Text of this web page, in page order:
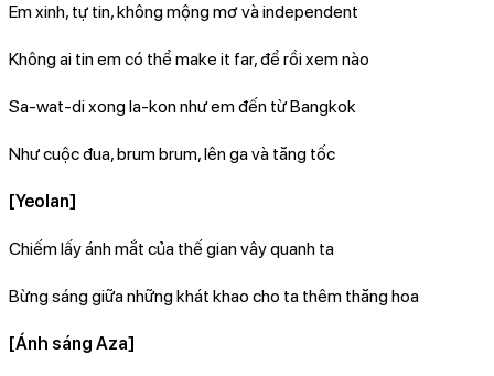
Em xinh, tự tin, không mộng mơ và independent
Không ai tin em có thể make it far, để rồi xem nào
Sa-wat-di xong la-kon như em đến từ Bangkok
Như cuộc đua, brum brum, lên ga và tăng tốc
[Yeolan]
Chiếm lấy ánh mắt của thế gian vây quanh ta
Bừng sáng giữa những khát khao cho ta thêm thăng hoa
[Ánh sáng Aza]